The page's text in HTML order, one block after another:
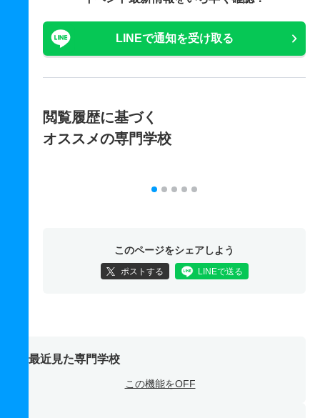
LINEで通知を受け取る
閲覧履歴に基づく
オススメの専門学校
このページをシェアしよう
ポストする LINEで送る
最近見た専門学校
この機能をOFF